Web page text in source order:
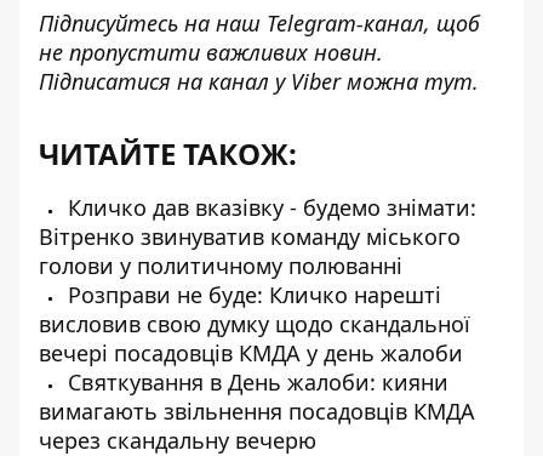
Підписуйтесь на наш Telegram-канал, щоб
не пропустити важливих новин.
Підписатися на канал у Viber можна тут.
ЧИТАЙТЕ ТАКОЖ:
Кличко дав вказівку - будемо знімати:
Вітренко звинуватив команду міського
голови у политичному полюванні
Розправи не буде: Кличко нарешті
висловив свою думку щодо скандальної
вечері посадовців КМДА у день жалоби
Святкування в День жалоби: кияни
вимагають звільнення посадовців КМДА
через скандальну вечерю